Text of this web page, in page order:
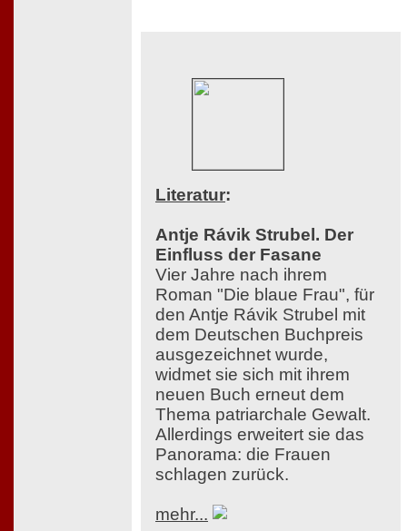
Literatur:
Antje Rávik Strubel. Der
Einfluss der Fasane
Vier Jahre nach ihrem
Roman "Die blaue Frau", für
den Antje Rávik Strubel mit
dem Deutschen Buchpreis
ausgezeichnet wurde,
widmet sie sich mit ihrem
neuen Buch erneut dem
Thema patriarchale Gewalt.
Allerdings erweitert sie das
Panorama: die Frauen
schlagen zurück.
mehr...